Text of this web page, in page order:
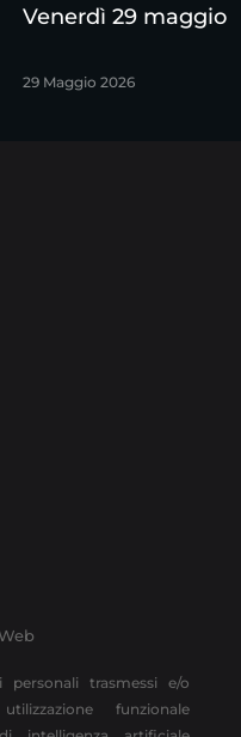
Venerdì 29 maggio
29 Maggio 2026
trasmessi e/o
funzionale